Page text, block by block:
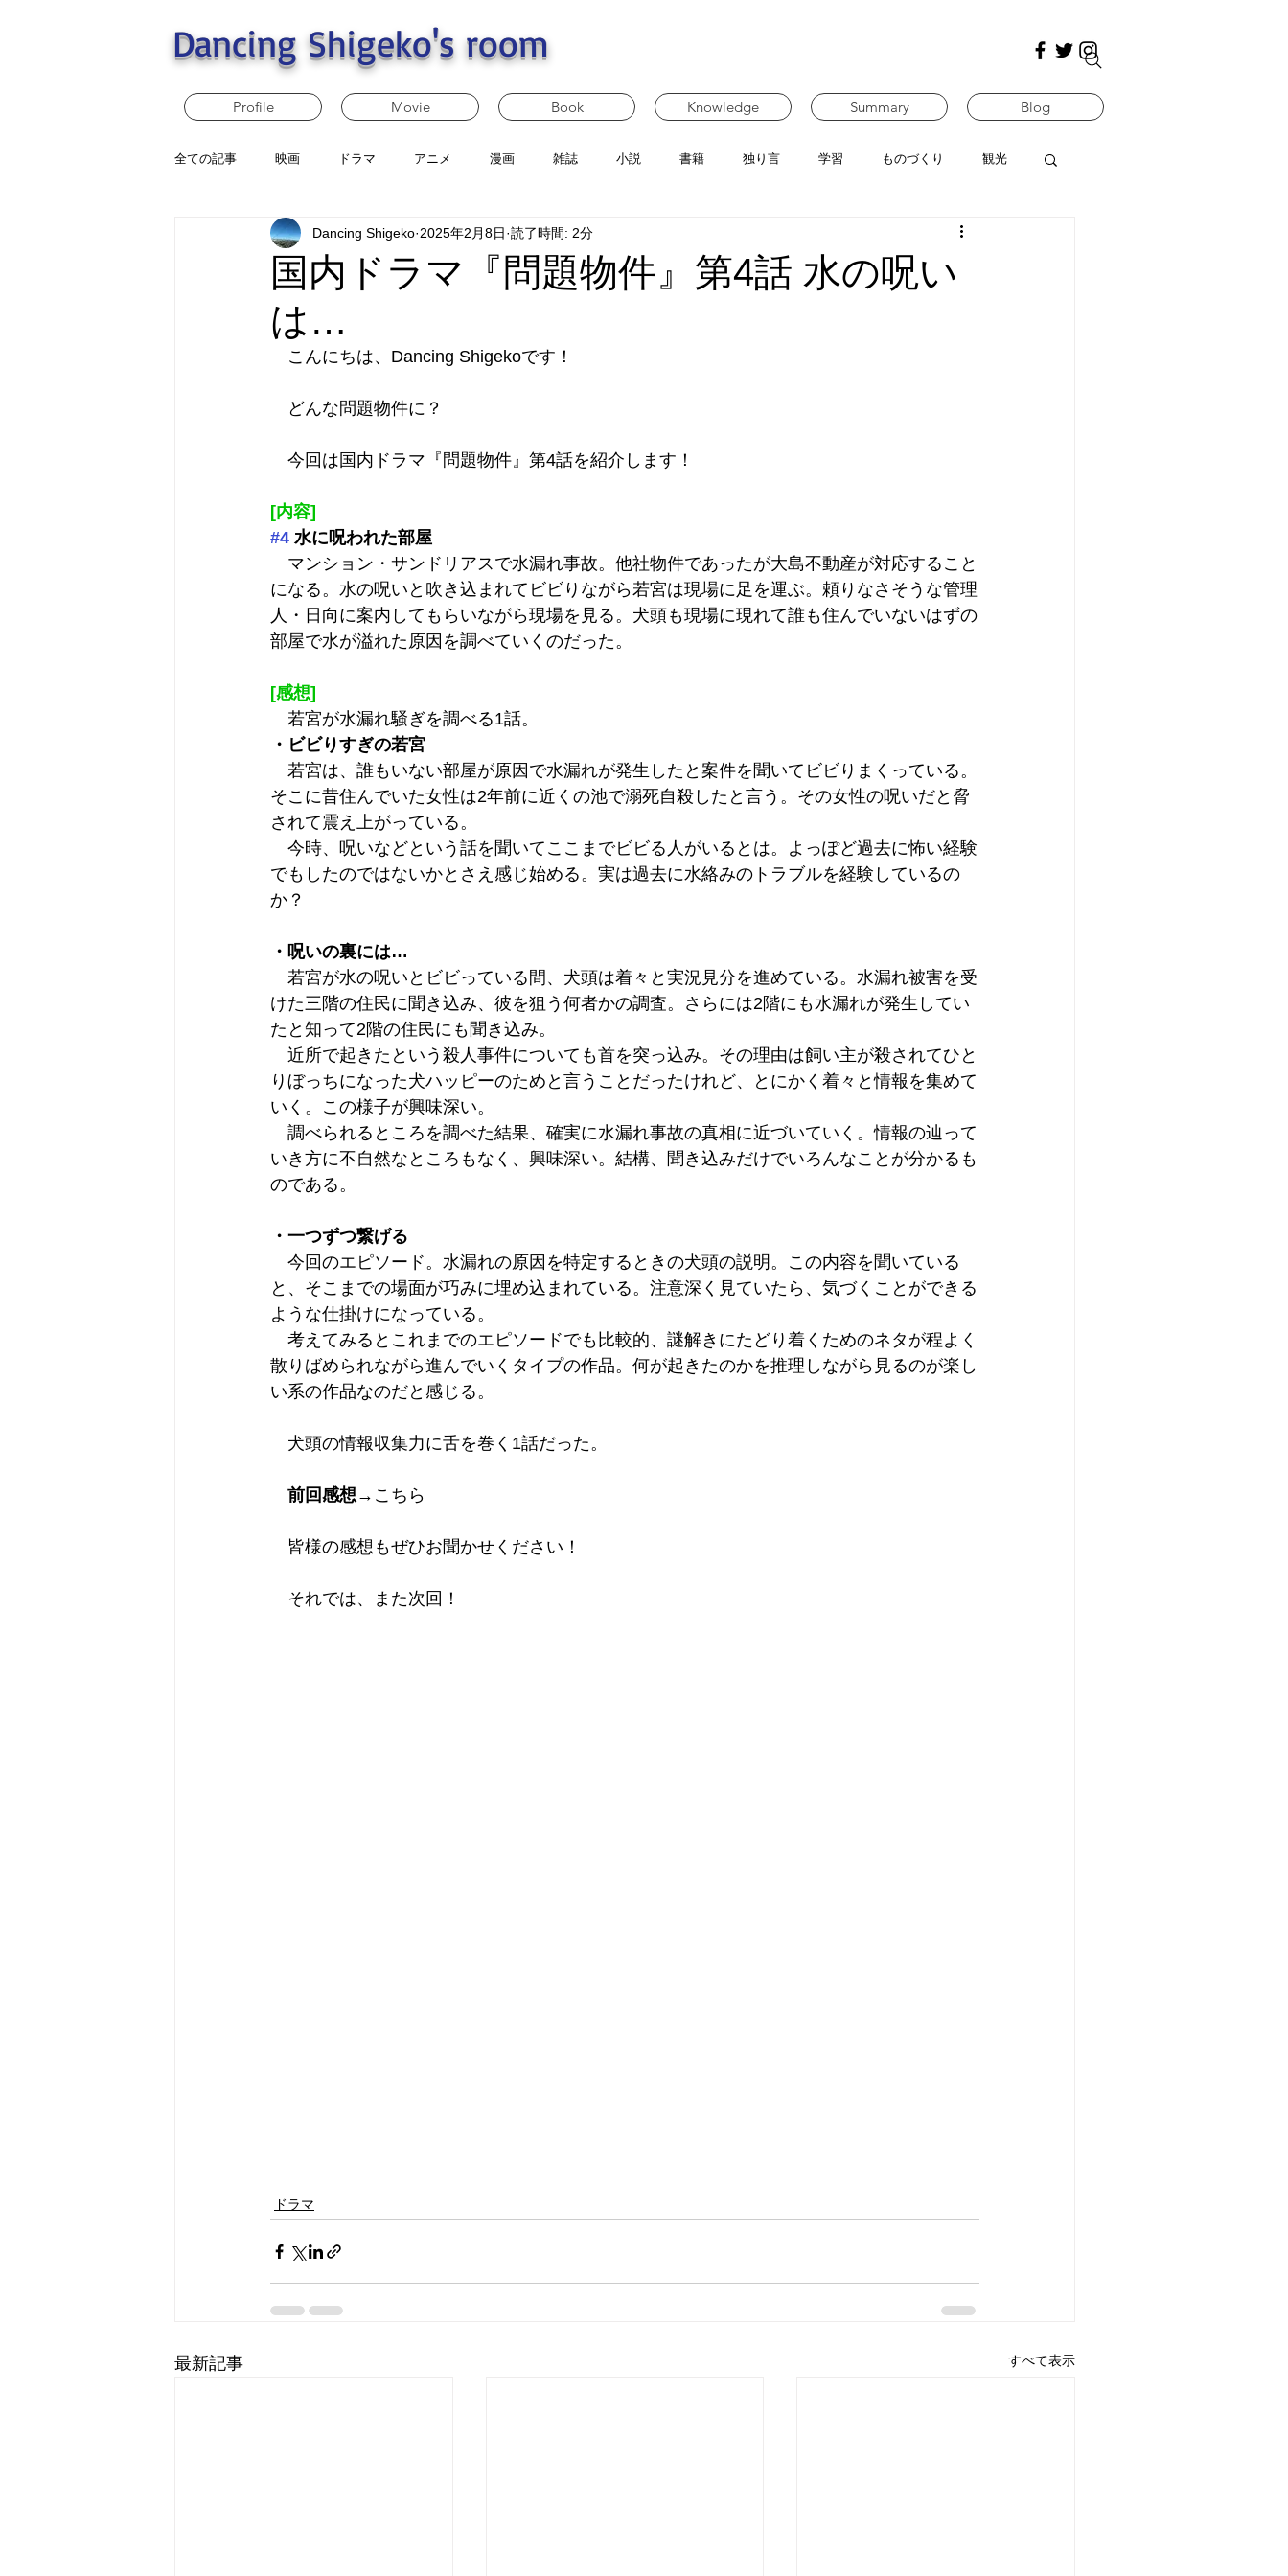
Dancing Shigeko's room
Profile Movie Book Knowledge Summary Blog
全ての記事 映画 ドラマ アニメ 漫画 雑誌 小説 書籍 独り言 学習 ものづくり 観光
国内ドラマ『問題物件』第4話 水の呪い
は…
Dancing Shigeko 2025年2月8日 読了時間: 2分
こんにちは、Dancing Shigekoです！
どんな問題物件に？
今回は国内ドラマ『問題物件』第4話を紹介します！
[内容]
#4 水に呪われた部屋
マンション・サンドリアスで水漏れ事故。他社物件であったが大島不動産が対応すること
になる。水の呪いと吹き込まれてビビりながら若宮は現場に足を運ぶ。頼りなさそうな管理
人・日向に案内してもらいながら現場を見る。犬頭も現場に現れて誰も住んでいないはずの
部屋で水が溢れた原因を調べていくのだった。
[感想]
若宮が水漏れ騒ぎを調べる1話。
・ビビりすぎの若宮
若宮は、誰もいない部屋が原因で水漏れが発生したと案件を聞いてビビりまくっている。
そこに昔住んでいた女性は2年前に近くの池で溺死自殺したと言う。その女性の呪いだと脅
されて震え上がっている。
今時、呪いなどという話を聞いてここまでビビる人がいるとは。よっぽど過去に怖い経験
でもしたのではないかとさえ感じ始める。実は過去に水絡みのトラブルを経験しているの
か？
・呪いの裏には…
若宮が水の呪いとビビっている間、犬頭は着々と実況見分を進めている。水漏れ被害を受
けた三階の住民に聞き込み、彼を狙う何者かの調査。さらには2階にも水漏れが発生してい
たと知って2階の住民にも聞き込み。
近所で起きたという殺人事件についても首を突っ込み。その理由は飼い主が殺されてひと
りぼっちになった犬ハッピーのためと言うことだったけれど、とにかく着々と情報を集めて
いく。この様子が興味深い。
調べられるところを調べた結果、確実に水漏れ事故の真相に近づいていく。情報の辿って
いき方に不自然なところもなく、興味深い。結構、聞き込みだけでいろんなことが分かるも
のである。
・一つずつ繋げる
今回のエピソード。水漏れの原因を特定するときの犬頭の説明。この内容を聞いている
と、そこまでの場面が巧みに埋め込まれている。注意深く見ていたら、気づくことができる
ような仕掛けになっている。
考えてみるとこれまでのエピソードでも比較的、謎解きにたどり着くためのネタが程よく
散りばめられながら進んでいくタイプの作品。何が起きたのかを推理しながら見るのが楽し
い系の作品なのだと感じる。
犬頭の情報収集力に舌を巻く1話だった。
前回感想→こちら
皆様の感想もぜひお聞かせください！
それでは、また次回！
ドラマ
最新記事 すべて表示